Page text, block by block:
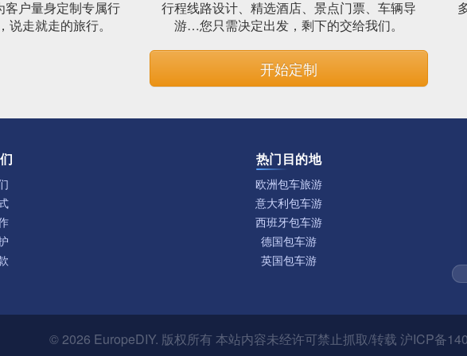
客户量身定制专属行
走就走的旅行。
行程线路设计、精选酒店、景点门票、车辆导
游…您只需决定出发，剩下的交给我们。
开始定制
热门目的地
欧洲包车旅游
意大利包车游
西班牙包车游
德国包车游
英国包车游
© 2026 EuropeDIY. 版权所有 本站内容未经许可禁止抓取/转载 沪ICP备